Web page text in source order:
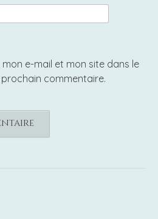
e-mail et mon site dans le
commentaire.